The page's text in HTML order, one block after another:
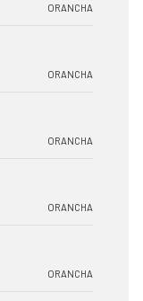
ORANCHA
ORANCHA
ORANCHA
ORANCHA
ORANCHA